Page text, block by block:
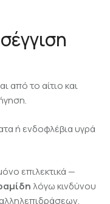
από το αίτιο και
ή ενδοφλέβια υγρά
επιλεκτικά —
λόγω κινδύνου